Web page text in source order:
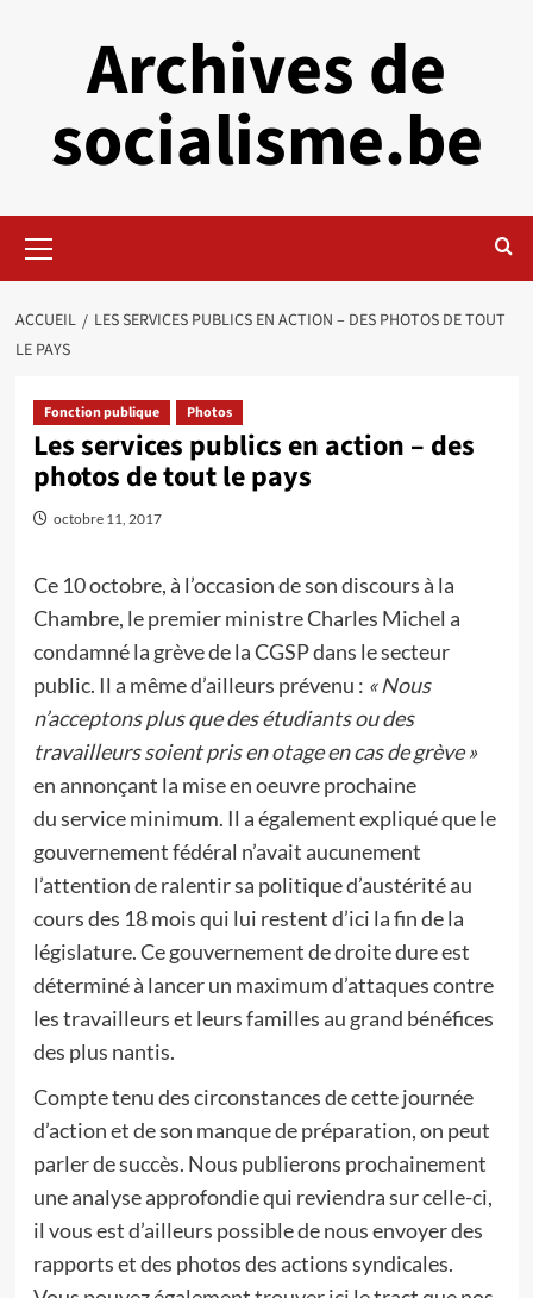
Archives de
socialisme.be
principal
ACCUEIL
LES SERVICES PUBLICS EN ACTION – DES PHOTOS DE TOUT
LE PAYS
Fonction publique Photos
Les services publics en action – des
photos de tout le pays
octobre 11, 2017
Ce 10 octobre, à l’occasion de son discours à la
Chambre, le premier ministre Charles Michel a
condamné la grève de la CGSP dans le secteur
public. Il a même d’ailleurs prévenu : « Nous
n’acceptons plus que des étudiants ou des
travailleurs soient pris en otage en cas de grève »
en annonçant la mise en oeuvre prochaine
du service minimum. Il a également expliqué que le
gouvernement fédéral n’avait aucunement
l’attention de ralentir sa politique d’austérité au
cours des 18 mois qui lui restent d’ici la fin de la
législature. Ce gouvernement de droite dure est
déterminé à lancer un maximum d’attaques contre
les travailleurs et leurs familles au grand bénéfices
des plus nantis.
Compte tenu des circonstances de cette journée
d’action et de son manque de préparation, on peut
parler de succès. Nous publierons prochainement
une analyse approfondie qui reviendra sur celle-ci,
il vous est d’ailleurs possible de nous envoyer des
rapports et des photos des actions syndicales.